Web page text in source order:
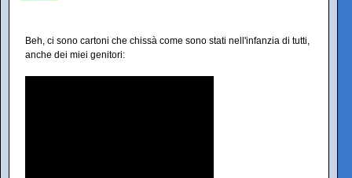
Beh, ci sono cartoni che chissà come sono stati nell'infanzia di tutti,
anche dei miei genitori: